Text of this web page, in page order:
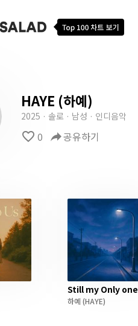
HAYE (하예)
2025 · 솔로 · 남성 · 인디음악
favorite_border 0 reply공유하기
Still my Only one
하예 (HAYE)